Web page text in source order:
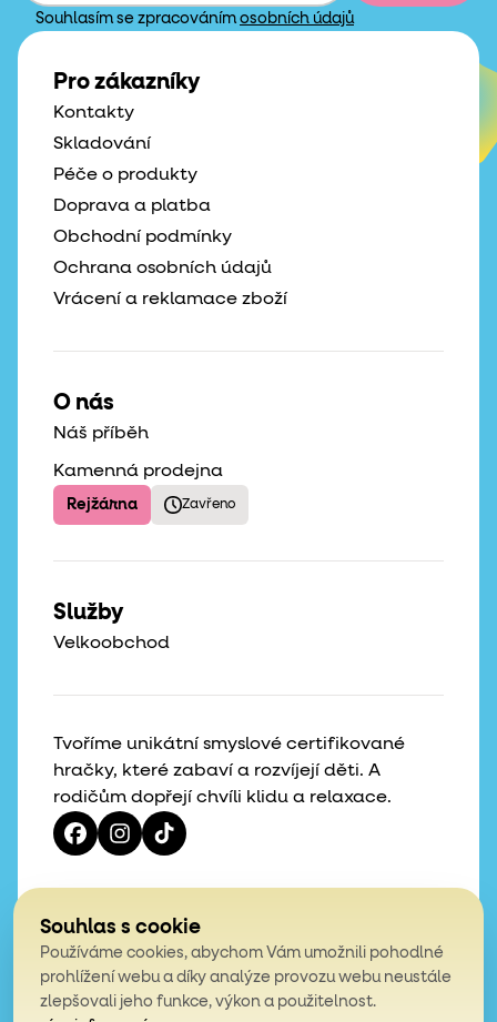
Souhlasím se zpracováním osobních údajů
Tvoříme unikátní smyslové certifikované
hračky, které zabaví a rozvíjejí děti. A
rodičům dopřejí chvíli klidu a relaxace.
Pro zákazníky
Kontakty
Skladování
Péče o produkty
Doprava a platba
Obchodní podmínky
Ochrana osobních údajů
Vrácení a reklamace zboží
O nás
Náš příběh
Kamenná prodejna
Rejžárna Zavřeno
Služby
Velkoobchod
4,9
z celkem 200 hodnocení
Souhlas s cookie
Používáme cookies, abychom Vám umožnili pohodlné
prohlížení webu a díky analýze provozu webu neustále
zlepšovali jeho funkce, výkon a použitelnost.